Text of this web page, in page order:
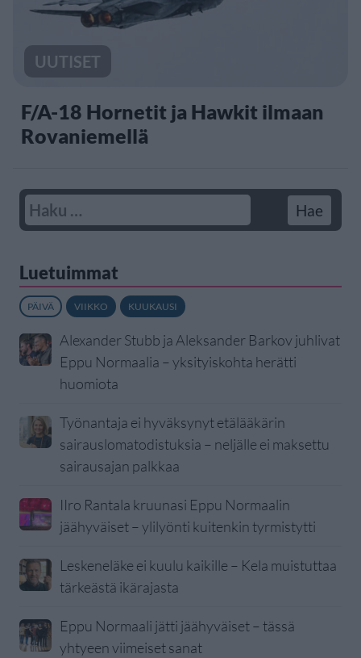
UUTISET
F/A-18 Hornetit ja Hawkit ilmaan
Rovaniemellä
Luetuimmat
PÄIVÄ VIIKKO KUUKAUSI
Alexander Stubb ja Aleksander Barkov juhlivat
Eppu Normaalia – yksityiskohta herätti
huomiota
Työnantaja ei hyväksynyt etälääkärin
sairauslomatodistuksia – neljälle ei maksettu
sairausajan palkkaa
IIro Rantala kruunasi Eppu Normaalin
jäähyväiset – ylilyönti kuitenkin tyrmistytti
Leskeneläke ei kuulu kaikille – Kela muistuttaa
tärkeästä ikärajasta
Eppu Normaali jätti jäähyväiset – tässä
yhtyeen viimeiset sanat